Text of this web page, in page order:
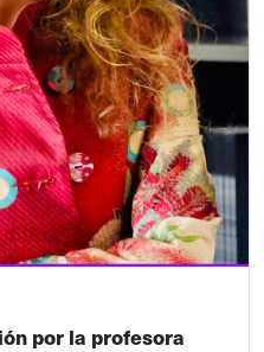
por la profesora